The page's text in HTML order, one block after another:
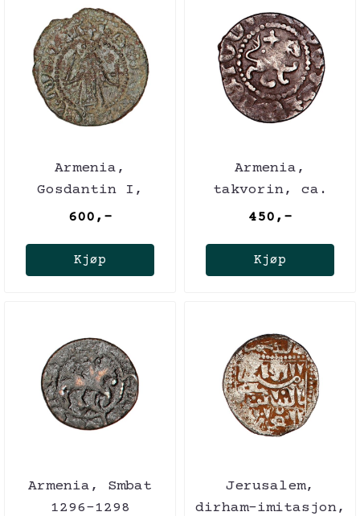
Armenia,
Gosdantin I,
1298-1299
600,-
Kjøp
Armenia,
takvorin, ca.
1200
450,-
Kjøp
Armenia, Smbat
1296-1298
Jerusalem,
dirham-imitasjon,